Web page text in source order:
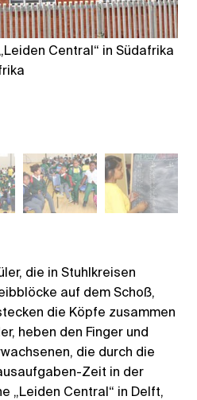
Central“ in Südafrika
die in Stuhlkreisen
auf dem Schoß,
die Köpfe zusammen
heben den Finger und
die durch die
Zeit in der
„Leiden Central“ in Delft,